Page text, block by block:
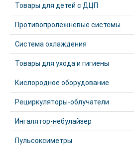
Товары для детей с ДЦП
Противопролежневые системы
Система охлаждения
Товары для ухода и гигиены
Кислородное оборудование
Рециркуляторы-облучатели
Ингалятор-небулайзер
Пульсоксиметры